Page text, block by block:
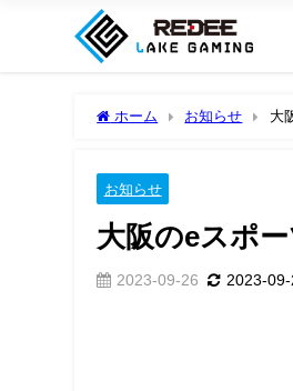
ホーム お知らせ 大
お知らせ
大阪のeスポ
2023-09-26 2023-